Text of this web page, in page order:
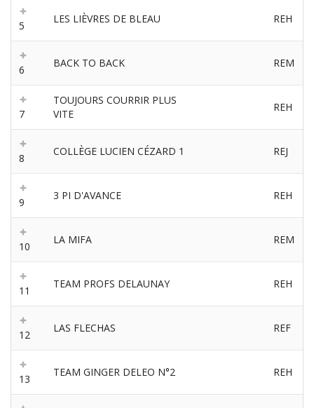
5
LES LIÈVRES DE BLEAU REH
6
BACK TO BACK REM
7
TOUJOURS COURRIR PLUS
VITE
REH
8
COLLÈGE LUCIEN CÉZARD 1 REJ
9
3 PI D'AVANCE REH
10
LA MIFA REM
11
TEAM PROFS DELAUNAY REH
12
LAS FLECHAS REF
13
TEAM GINGER DELEO N°2 REH